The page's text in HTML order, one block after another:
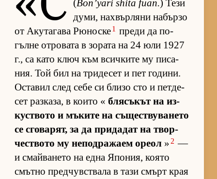
(Bon’yari shita fuan.) Тези
ду­ми, нах­вър­ляни на­бързо
от Аку­та­гава Рю­носке1 преди да по­
гълне от­ро­вата в зо­рата на 24 юли 1927
г., са като ключ към всич­ките му пи­са­
ния. Той бил на три­де­сет и пет го­ди­ни.
Ос­та­вил след себе си близо сто и пет­де­
сет раз­ка­за, в ко­ито « бля­съ­кът на из­
кус­т­вото и мъ­ките на съ­щес­т­ву­ва­нето
се сго­ва­рят, за да при­да­дат на твор­
чес­т­вото му не­под­ра­жаем ореол » 2 —
и смай­ва­нето на една Япо­ния, ко­ято
смътно пред­чув­с­т­вала в тази смърт края